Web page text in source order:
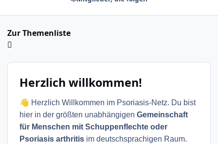
Zur Themenliste
Herzlich willkommen!
👋 Herzlich Willkommen im Psoriasis-Netz. Du bist
hier in der größten unabhängigen Gemeinschaft
für Menschen mit Schuppenflechte oder
Psoriasis arthritis im deutschsprachigen Raum.